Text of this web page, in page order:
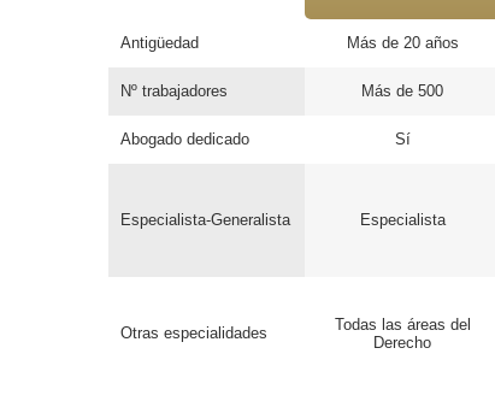
Antigüedad
Nº trabajadores
Abogado dedicado
Especialista-Generalista
Otras especialidades
Más de 20 años
Más de 500
Sí
Especialista
Todas las áreas del
Derecho